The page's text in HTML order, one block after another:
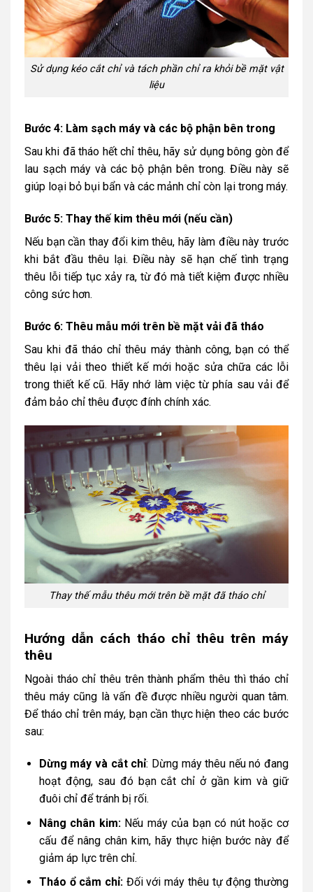
Sử dụng kéo cắt chỉ và tách phần chỉ ra khỏi bề mặt vật
liệu
Bước 4: Làm sạch máy và các bộ phận bên trong
Sau khi đã tháo hết chỉ thêu, hãy sử dụng bông gòn để
lau sạch máy và các bộ phận bên trong. Điều này sẽ
giúp loại bỏ bụi bẩn và các mảnh chỉ còn lại trong máy.
Bước 5: Thay thế kim thêu mới (nếu cần)
Nếu bạn cần thay đổi kim thêu, hãy làm điều này trước
khi bắt đầu thêu lại. Điều này sẽ hạn chế tình trạng
thêu lỗi tiếp tục xảy ra, từ đó mà tiết kiệm được nhiều
công sức hơn.
Bước 6: Thêu mẫu mới trên bề mặt vải đã tháo
Sau khi đã tháo chỉ thêu máy thành công, bạn có thể
thêu lại vải theo thiết kế mới hoặc sửa chữa các lỗi
trong thiết kế cũ. Hãy nhớ làm việc từ phía sau vải để
đảm bảo chỉ thêu được đính chính xác.
Thay thế mẫu thêu mới trên bề mặt đã tháo chỉ
Hướng dẫn cách tháo chỉ thêu trên máy
thêu
Ngoài tháo chỉ thêu trên thành phẩm thêu thì tháo chỉ
thêu máy cũng là vấn đề được nhiều người quan tâm.
Để tháo chỉ trên máy, bạn cần thực hiện theo các bước
sau:
Dừng máy và cắt chỉ: Dừng máy thêu nếu nó đang
hoạt động, sau đó bạn cắt chỉ ở gần kim và giữ
đuôi chỉ để tránh bị rối.
Nâng chân kim:Nếu máy của bạn có nút hoặc cơ
cấu để nâng chân kim, hãy thực hiện bước này để
giảm áp lực trên chỉ.
Tháo ổ cắm chỉ: Đối với máy thêu tự động thường